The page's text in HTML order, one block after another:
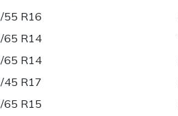
55 R16
65 R14
65 R14
45 R17
65 R15